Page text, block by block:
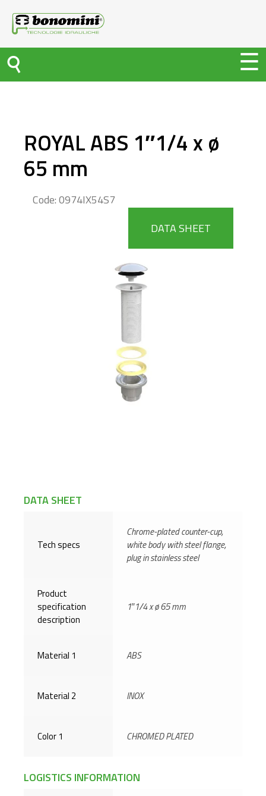
ROYAL ABS 1″1/4 x ø
65 mm
Code: 0974IX54S7
DATA SHEET
DATA SHEET
Tech specs
Chrome-plated counter-cup,
white body with steel flange,
plug in stainless steel
Product
specification
description
1″1/4 x ø 65 mm
Material 1 ABS
Material 2 INOX
Color 1 CHROMED PLATED
LOGISTICS INFORMATION